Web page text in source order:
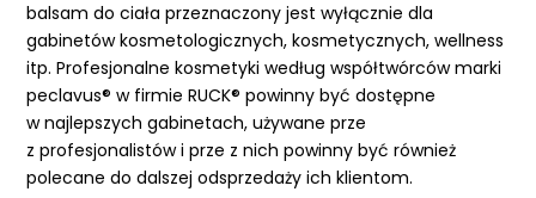
balsam do ciała przeznaczony jest wyłącznie dla
gabinetów kosmetologicznych, kosmetycznych, wellness
itp. Profesjonalne kosmetyki według współtwórców marki
peclavus® w firmie RUCK® powinny być dostępne
w najlepszych gabinetach, używane prze
z profesjonalistów i prze z nich powinny być również
polecane do dalszej odsprzedaży ich klientom.